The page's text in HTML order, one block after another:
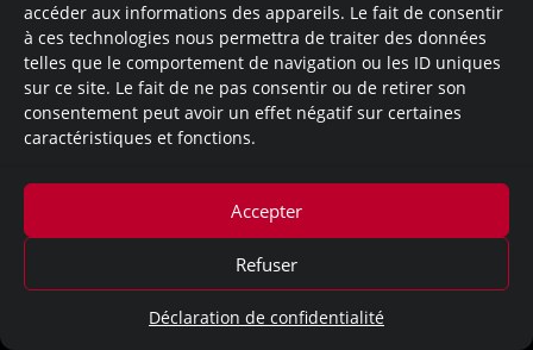
accéder aux informations des appareils. Le fait de consentir
à ces technologies nous permettra de traiter des données
telles que le comportement de navigation ou les ID uniques
sur ce site. Le fait de ne pas consentir ou de retirer son
consentement peut avoir un effet négatif sur certaines
caractéristiques et fonctions.
Accepter
Refuser
Déclaration de confidentialité